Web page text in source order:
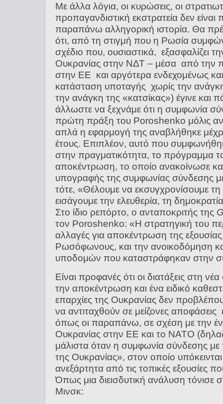
Με άλλα λόγια, οι κυρώσεις, οι
προπαγανδιστική εκστρατεία δεν
παραπάνω αλληγορική ιστορία. Θα
ότι, από τη στιγμή που η Ρωσία
σχέδιο που, ουσιαστικά, εξασφαλίζει
Ουκρανίας στην ΝΔΤ – μέσα από την
στην ΕΕ και αργότερα ενδεχομένως
κατάσταση υποταγής χωρίς την
την ανάγκη της «κατσίκας») έγινε και
άλλωστε να ξεχνάμε ότι η συμφωνία
πρώτη πράξη του Poroshenko μόλις
απλά η εφαρμογή της αναβλήθηκε
έτους. Επιπλέον, αυτό που
στην πραγματικότητα, το πρόγραμμα
αποκέντρωση, το οποίο ανακοίνωσε
υπογραφής της συμφωνίας σύνδεσης
τότε, «Θέλουμε να εκσυγχρονίσουμε
εισάγουμε την ελευθερία, τη
Στο ίδιο ρεπόρτο, ο ανταποκριτής της
τον Poroshenko: «Η στρατηγική του
αλλαγές για αποκέντρωση της
Ρωσόφωνους, και την ανοικοδόμηση
υποδομών που καταστράφηκαν στην
Είναι προφανές ότι οι διατάξεις στη
την αποκέντρωση και ένα ειδικό
επαρχίες της Ουκρανίας δεν
να αντιταχθούν σε μείζονες αποφάσεις
όπως οι παραπάνω, σε σχέση με την
Ουκρανίας στην ΕΕ και το ΝΑΤΟ
μάλιστα όταν η συμφωνία σύνδεσης με
της Ουκρανίας», στον οποίο υπόκεινται
ανεξάρτητα από τις τοπικές εξουσίες
Όπως μια διεισδυτική ανάλυση τόνισε
Μινσκ: